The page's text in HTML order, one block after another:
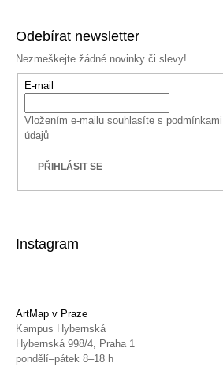
Odebírat newsletter
Nezmeškejte žádné novinky či slevy!
E-mail
Vložením e-mailu souhlasíte s
údajů
PŘIHLÁSIT SE
Instagram
ArtMap v Praze
Kampus Hybernská
Hybernská 998/4, Praha 1
pondělí–pátek 8–18 h